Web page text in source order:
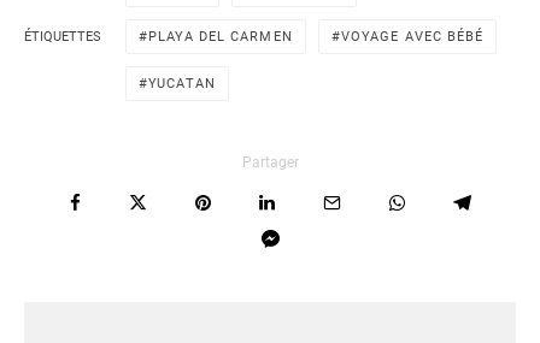
ÉTIQUETTES PLAYA DEL CARMEN VOYAGE AVEC BÉBÉ
YUCATAN
Partager